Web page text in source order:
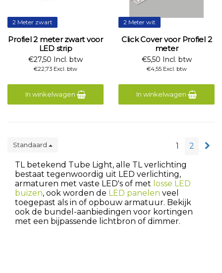
2 Meter zwart
Profiel 2 meter zwart voor
LED strip
€27,50 Incl. btw
€22,73 Excl. btw
In winkelwagen
2 Meter wit
Click Cover voor Profiel 2
meter
€5,50 Incl. btw
€4,55 Excl. btw
In winkelwagen
Standaard 1
2
TL betekend Tube Light, alle TL verlichting
bestaat tegenwoordig uit LED verlichting,
armaturen met vaste LED's of met losse LED
buizen, ook worden de LED panelen veel
toegepast als in of opbouw armatuur. Bekijk
ook de bundel-aanbiedingen voor kortingen
met een bijpassende lichtbron of dimmer.